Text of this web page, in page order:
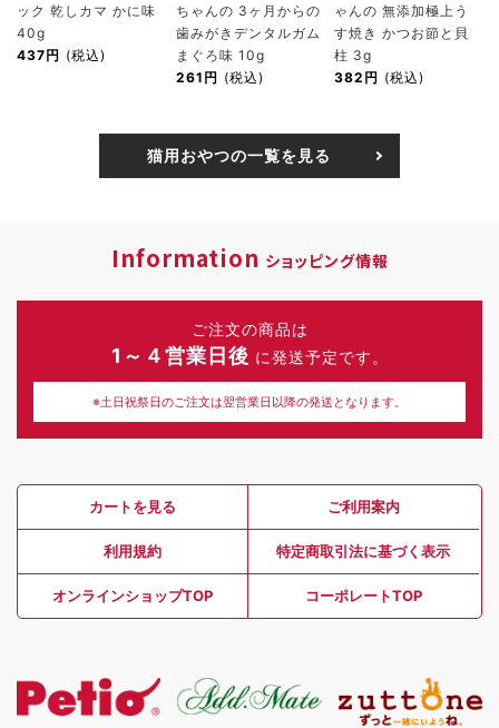
ック 乾しカマ かに味
40g
437円 (税込)
ちゃんの 3ヶ月からの
歯みがきデンタルガム
まぐろ味 10g
261円 (税込)
ゃんの 無添加極上う
す焼き かつお節と貝
柱 3g
382円 (税込)
猫用おやつの一覧を見る
Information ショッピング情報
ご注文の商品は
1～４営業日後 に発送予定です。
※土日祝祭日のご注文は翌営業日以降の発送となります。
カートを見る ご利用案内
利用規約 特定商取引法に基づく表示
オンラインショップTOP コーポレートTOP